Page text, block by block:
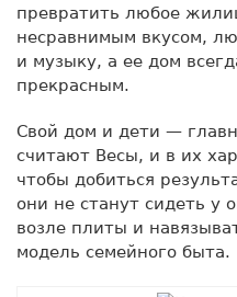
превратить любое
несравнимым вкусом,
и музыку, а ее дом
прекрасным.
Свой дом и дети —
считают Весы, и в их
чтобы добиться
они не станут сидеть у
возле плиты и
модель семейного быта.